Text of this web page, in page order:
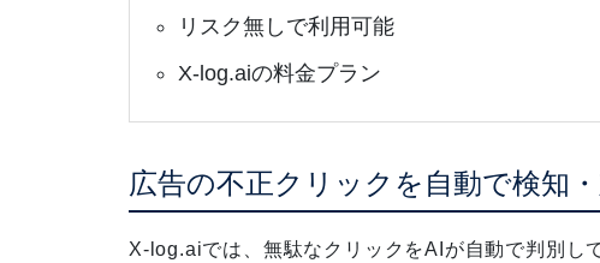
リスク無しで利用可能
X-log.aiの料金プラン
広告の不正クリックを自動で検知
X-log.aiでは、無駄なクリックをAIが自動で判別し